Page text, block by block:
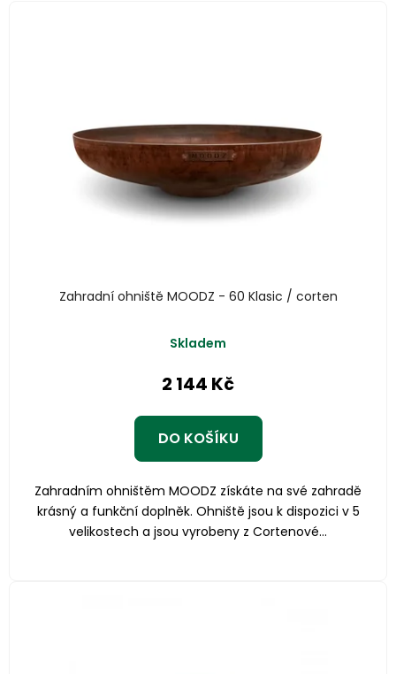
Zahradní ohniště MOODZ - 60 Klasic / corten
hodnocení
je
z
Skladem
2 144 Kč
DO KOŠÍKU
Zahradním ohništěm MOODZ získáte na své zahradě
krásný a funkční doplněk. Ohniště jsou k dispozici v 5
velikostech a jsou vyrobeny z Cortenové...